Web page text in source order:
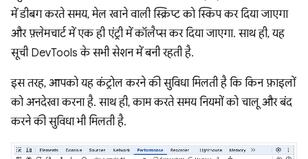
में डीबग करते समय, मेल खाने वाली स्क्रिप्ट को स्किप कर दिया जाएगा
और फ़्लेमचार्ट में एक ही एंट्री में कॉलैप्स कर दिया जाएगा. साथ ही, यह
सूची DevTools के सभी सेशन में बनी रहती है.
इस तरह, आपको यह कंट्रोल करने की सुविधा मिलती है कि किन फ़ाइलों
को अनदेखा करना है. साथ ही, काम करते समय नियमों को चालू और बंद
करने की सुविधा भी मिलती है.